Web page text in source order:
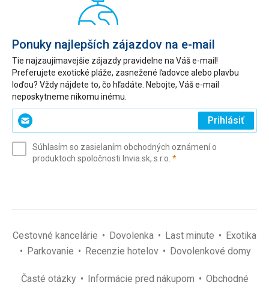
Ponuky najlepších zájazdov na e-mail
Tie najzaujímavejšie zájazdy pravidelne na Váš e-mail!
Preferujete exotické pláže, zasnežené ľadovce alebo plavbu
loďou? Vždy nájdete to, čo hľadáte. Nebojte, Váš e-mail
neposkytneme nikomu inému.
Zadajte
svoj
(povinné)
Prihlásiť
Súhlasím so zasielaním obchodných oznámení o
produktoch spoločnosti Invia.sk, s.r.o. *(povinné)
Cestovné kancelárie Dovolenka Last minute
Exotika
Parkovanie
Recenzie hotelov Dovolenkové domy
Časté otázky Informácie pred nákupom
Obchodné